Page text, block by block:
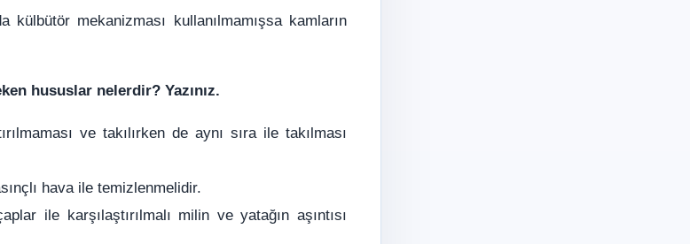
külbütör mekanizması kullanılmamışsa kamların
hususlar nelerdir? Yazınız.
ve takılırken de aynı sıra ile takılması
hava ile temizlenmelidir.
ile karşılaştırılmalı milin ve yatağın aşıntısı